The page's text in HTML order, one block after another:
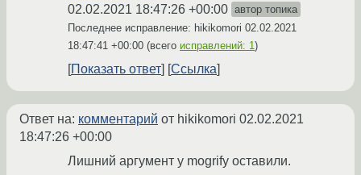
02.02.2021 18:47:26 +00:00 автор топика
Последнее исправление: hikikomori 02.02.2021
18:47:41 +00:00 (всего исправлений: 1)
Показать ответ Ссылка
Ответ на: комментарий от hikikomori 02.02.2021
18:47:26 +00:00
Лишний аргумент у mogrify оставили.